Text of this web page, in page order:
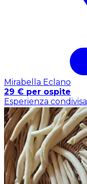
Mirabella Eclano
29 € per ospite
Esperienza condivisa